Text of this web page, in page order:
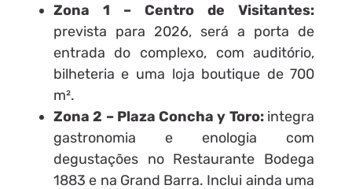
Zona 1 – Centro de Visitantes:
prevista para 2026, será a porta de
entrada do complexo, com auditório,
bilheteria e uma loja boutique de 700
m².
Zona 2 – Plaza Concha y Toro:integra
gastronomia e enologia com
degustações no Restaurante Bodega
1883 e na Grand Barra. Inclui ainda uma